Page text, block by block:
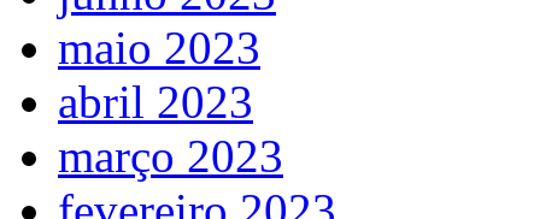
maio 2023
abril 2023
março 2023